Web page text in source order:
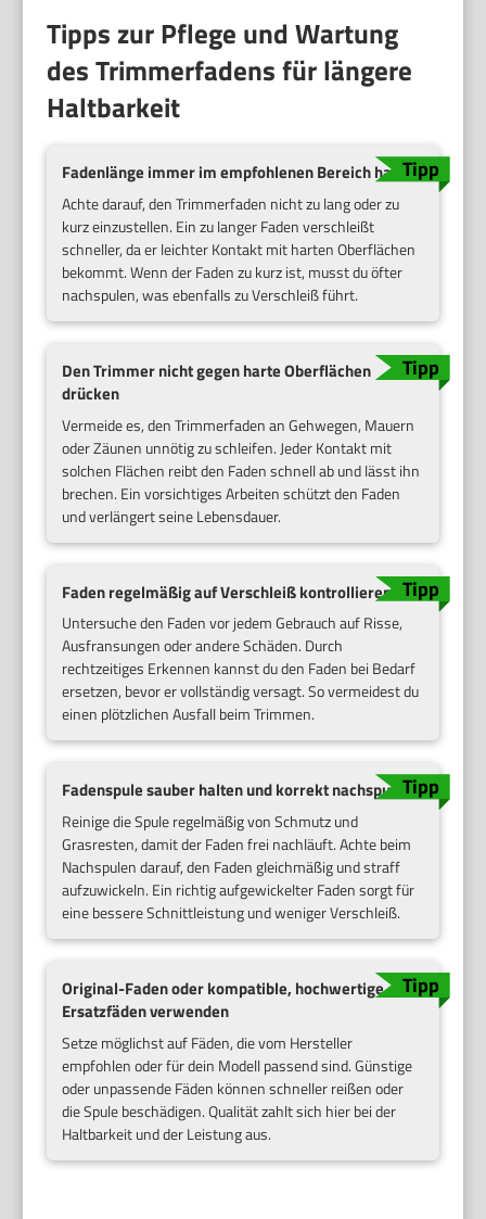
Tipps zur Pflege und Wartung
des Trimmerfadens für längere
Haltbarkeit
Fadenlänge immer im empfohlenen Bereich halten
Achte darauf, den Trimmerfaden nicht zu lang oder zu
kurz einzustellen. Ein zu langer Faden verschleißt
schneller, da er leichter Kontakt mit harten Oberflächen
bekommt. Wenn der Faden zu kurz ist, musst du öfter
nachspulen, was ebenfalls zu Verschleiß führt.
Den Trimmer nicht gegen harte Oberflächen
drücken
Vermeide es, den Trimmerfaden an Gehwegen, Mauern
oder Zäunen unnötig zu schleifen. Jeder Kontakt mit
solchen Flächen reibt den Faden schnell ab und lässt ihn
brechen. Ein vorsichtiges Arbeiten schützt den Faden
und verlängert seine Lebensdauer.
Faden regelmäßig auf Verschleiß kontrollieren
Untersuche den Faden vor jedem Gebrauch auf Risse,
Ausfransungen oder andere Schäden. Durch
rechtzeitiges Erkennen kannst du den Faden bei Bedarf
ersetzen, bevor er vollständig versagt. So vermeidest du
einen plötzlichen Ausfall beim Trimmen.
Fadenspule sauber halten und korrekt nachspulen
Reinige die Spule regelmäßig von Schmutz und
Grasresten, damit der Faden frei nachläuft. Achte beim
Nachspulen darauf, den Faden gleichmäßig und straff
aufzuwickeln. Ein richtig aufgewickelter Faden sorgt für
eine bessere Schnittleistung und weniger Verschleiß.
Original-Faden oder kompatible, hochwertige
Ersatzfäden verwenden
Setze möglichst auf Fäden, die vom Hersteller
empfohlen oder für dein Modell passend sind. Günstige
oder unpassende Fäden können schneller reißen oder
die Spule beschädigen. Qualität zahlt sich hier bei der
Haltbarkeit und der Leistung aus.